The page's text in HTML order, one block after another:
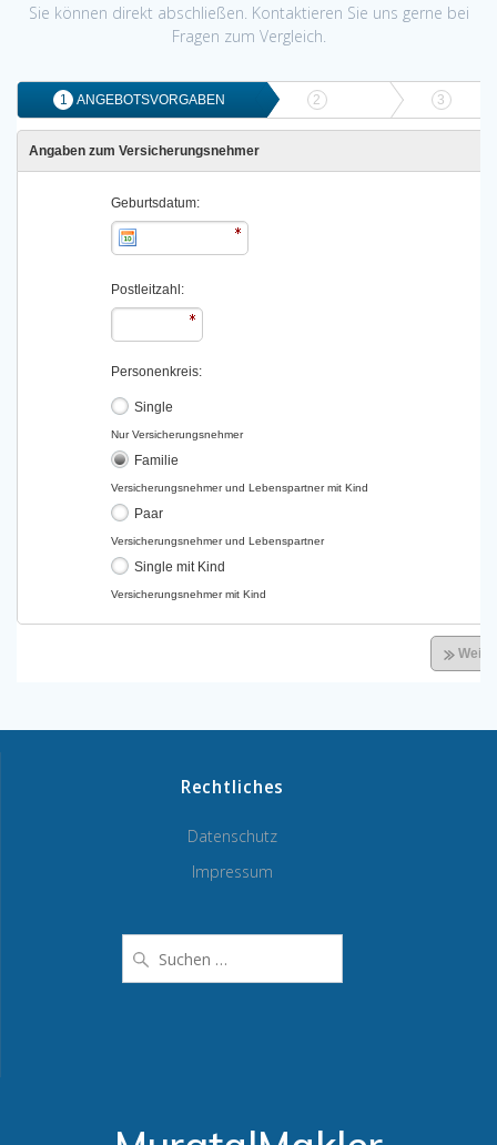
Sie können direkt abschließen. Kontaktieren Sie uns gerne bei
Fragen zum Vergleich.
Rechtliches
Datenschutz
Impressum
nach: